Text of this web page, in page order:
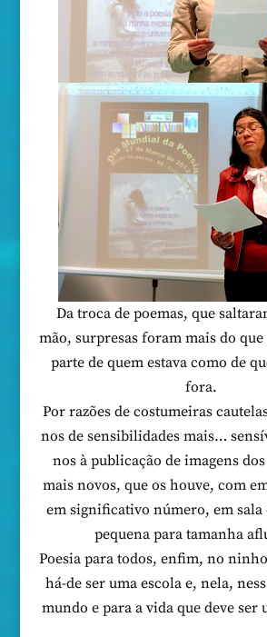
Da troca de poemas, que
mão, surpresas foram mais do
parte de quem estava como de
fora.
Por razões de costumeiras
nos de sensibilidades mais…
nos à publicação de imagens
mais novos, que os houve, com
em significativo número, em sala
pequena para tamanha
Poesia para todos, enfim, no
há-de ser uma escola e, nela,
mundo e para a vida que deve ser